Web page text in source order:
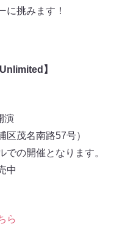
に挑みます！
】
演
区茂名南路57号）
の開催となります。
中
ら